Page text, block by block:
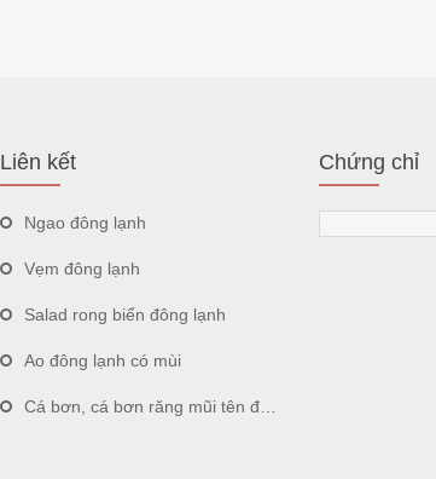
Liên kết
Ngao đông lạnh
Vẹm đông lạnh
Salad rong biển đông lạnh
Ao đông lạnh có mùi
Cá bơn, cá bơn răng mũi tên đông lạnh
Chứng chỉ